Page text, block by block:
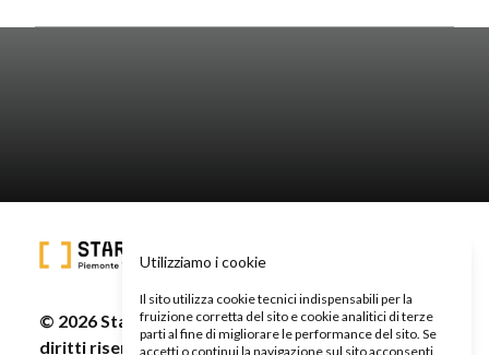
© 2026 Start Cup Piemonte Valle d'Aosta - Tutti i
diritti riservati -Privacy Policy-Cookie Policy
Utilizziamo i cookie
Il sito utilizza cookie tecnici indispensabili per la
fruizione corretta del sito e cookie analitici di terze
parti al fine di migliorare le performance del sito. Se
accetti o continui la navigazione sul sito acconsenti